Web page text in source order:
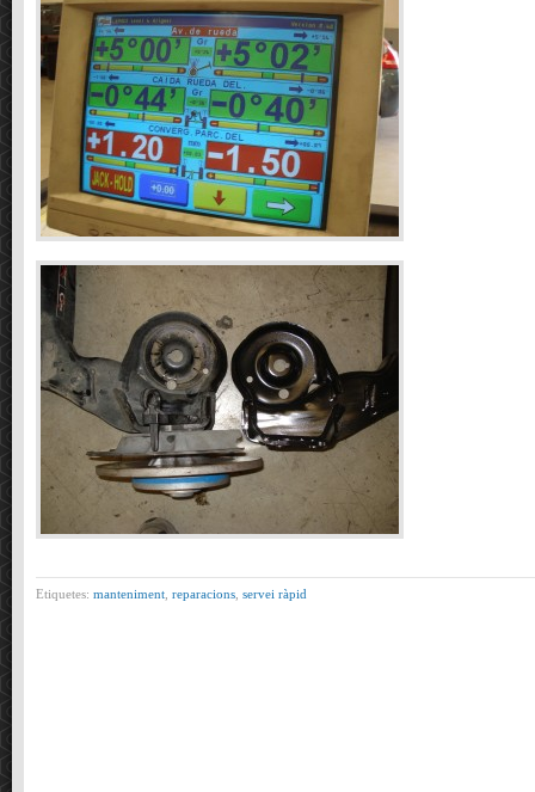
Etiquetes: manteniment reparacions servei ràpid